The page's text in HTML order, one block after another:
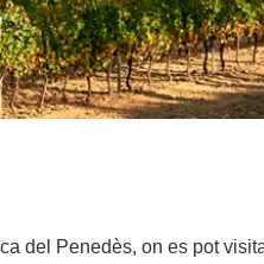
del Penedès, on es pot